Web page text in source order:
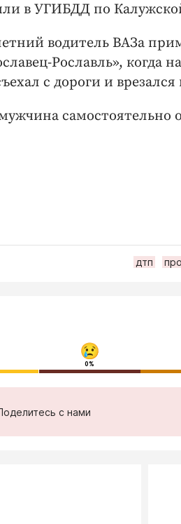
в УГИБДД по
водитель ВАЗа
Рославль», когда
с дороги и врезался
самостоятельно
дтп
0%
с нами